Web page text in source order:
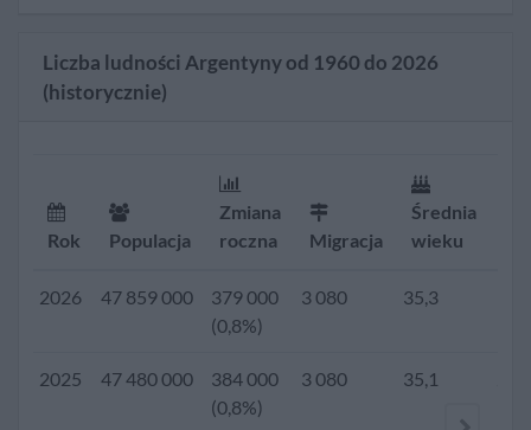
Liczba ludności Argentyny od 1960 do 2026
(historycznie)
Rok Populacja
Zmiana
roczna
Migracja
Średnia
wieku
2026 47 859 000
379 000
(0,8%)
3 080 35,3
2025 47 480 000
384 000
(0,8%)
3 080 35,1